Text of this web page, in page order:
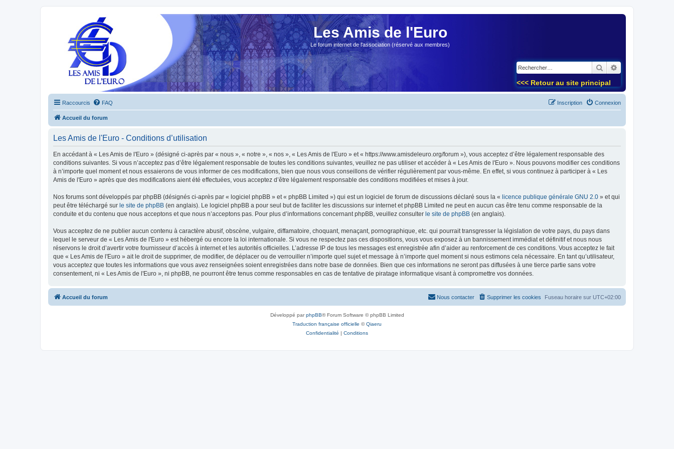
Les Amis de l'Euro
Le forum internet de l'association (réservé aux membres)
Rechercher
<<< Retour au site principal
Raccourcis FAQ Connexion
Inscription
Accueil du forum
Les Amis de l'Euro - Conditions d’utilisation
En accédant à « Les Amis de l'Euro » (désigné ci-après par « nous », « notre », « nos », « Les Amis de l'Euro » et « https://www.amisdeleuro.org/forum »), vous acceptez d’être légalement responsable des
conditions suivantes. Si vous n’acceptez pas d’être légalement responsable de toutes les conditions suivantes, veuillez ne pas utiliser et accéder à « Les Amis de l'Euro ». Nous pouvons modifier ces conditions
à n’importe quel moment et nous essaierons de vous informer de ces modifications, bien que nous vous conseillons de vérifier régulièrement par vous-même. En effet, si vous continuez à participer à « Les
Amis de l'Euro » après que des modifications aient été effectuées, vous acceptez d’être légalement responsable des conditions modifiées et mises à jour.
Nos forums sont développés par phpBB (désignés ci-après par « logiciel phpBB » et « phpBB Limited ») qui est un logiciel de forum de discussions déclaré sous la « licence publique générale GNU 2.0 » et qui
peut être téléchargé sur le site de phpBB (en anglais). Le logiciel phpBB a pour seul but de faciliter les discussions sur internet et phpBB Limited ne peut en aucun cas être tenu comme responsable de la
conduite et du contenu que nous acceptons et que nous n’acceptons pas. Pour plus d’informations concernant phpBB, veuillez consulter le site de phpBB (en anglais).
Vous acceptez de ne publier aucun contenu à caractère abusif, obscène, vulgaire, diffamatoire, choquant, menaçant, pornographique, etc. qui pourrait transgresser la législation de votre pays, du pays dans
lequel le serveur de « Les Amis de l'Euro » est hébergé ou encore la loi internationale. Si vous ne respectez pas ces dispositions, vous vous exposez à un bannissement immédiat et définitif et nous nous
réservons le droit d’avertir votre fournisseur d’accès à internet et les autorités officielles. L’adresse IP de tous les messages est enregistrée afin d’aider au renforcement de ces conditions. Vous acceptez le fait
que « Les Amis de l'Euro » ait le droit de supprimer, de modifier, de déplacer ou de verrouiller n’importe quel sujet et message à n’importe quel moment si nous estimons cela nécessaire. En tant qu’utilisateur,
vous acceptez que toutes les informations que vous avez renseignées soient enregistrées dans notre base de données. Bien que ces informations ne seront pas diffusées à une tierce partie sans votre
consentement, ni « Les Amis de l'Euro », ni phpBB, ne pourront être tenus comme responsables en cas de tentative de piratage informatique visant à compromettre vos données.
Accueil du forum Fuseau horaire sur UTC+02:00
Supprimer les cookies
Nous contacter
Développé parphpBB® Forum Software © phpBB Limited
Traduction française officielle ©Qiaeru
Confidentialité | Conditions